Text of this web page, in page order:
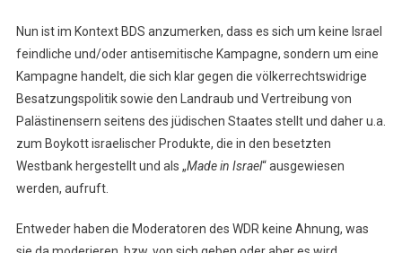
Nun ist im Kontext BDS anzumerken, dass es sich um keine Israel
feindliche und/oder antisemitische Kampagne, sondern um eine
Kampagne handelt, die sich klar gegen die völkerrechtswidrige
Besatzungspolitik sowie den Landraub und Vertreibung von
Palästinensern seitens des jüdischen Staates stellt und daher u.a.
zum Boykott israelischer Produkte, die in den besetzten
Westbank hergestellt und als „Made in Israel“ ausgewiesen
werden, aufruft.
Entweder haben die Moderatoren des WDR keine Ahnung, was